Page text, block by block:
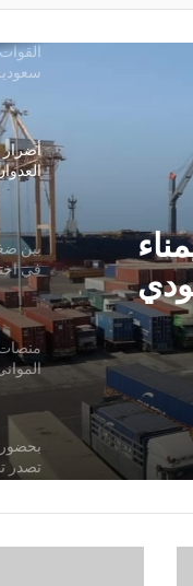
أضرار
بين
في
بحضور
تصدر
بمطار